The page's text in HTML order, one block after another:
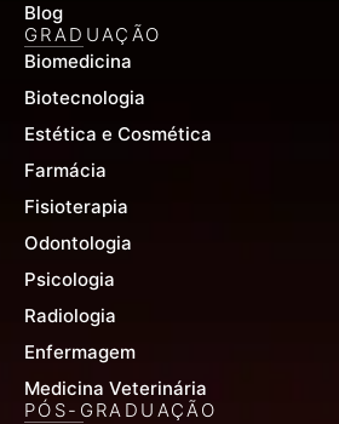
Blog
GRADUAÇÃO
Biomedicina
Biotecnologia
Estética e Cosmética
Farmácia
Fisioterapia
Odontologia
Psicologia
Radiologia
Enfermagem
Medicina Veterinária
PÓS-GRADUAÇÃO